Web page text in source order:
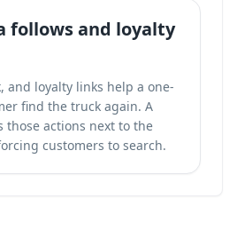
follows and loyalty
and loyalty links help a one-
find the truck again. A
those actions next to the
customers to search.